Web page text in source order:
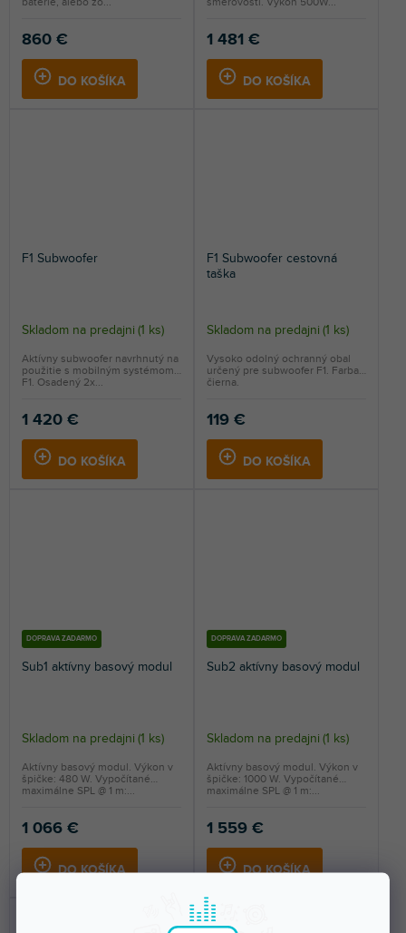
860 €
DO KOŠÍKA
1 481 €
DO KOŠÍKA
F1 Subwoofer
Skladom na predajni (1 ks)
1 420 €
DO KOŠÍKA
Aktívny subwoofer navrhnutý na
použitie s mobilným systémom
F1. Osadený 2x...
F1 Subwoofer cestovná
taška
Skladom na predajni (1 ks)
119 €
DO KOŠÍKA
Vysoko odolný ochranný obal
určený pre subwoofer F1. Farba
čierna.
DOPRAVA ZADARMO
Sub1 aktívny basový modul
Skladom na predajni (1 ks)
1 066 €
DO KOŠÍKA
Aktívny basový modul. Výkon v
špičke: 480 W. Vypočítané
maximálne SPL @ 1 m:...
DOPRAVA ZADARMO
Sub2 aktívny basový modul
Skladom na predajni (1 ks)
1 559 €
DO KOŠÍKA
Aktívny basový modul. Výkon v
špičke: 1000 W. Vypočítané
maximálne SPL @ 1 m:...